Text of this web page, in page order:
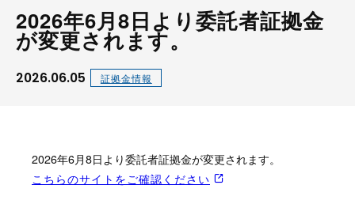
2026年6月8日より委託者証拠金
が変更されます。
2026.06.05 証拠金情報
2026年6月8日より委託者証拠金が変更されます。
こちらのサイトをご確認ください